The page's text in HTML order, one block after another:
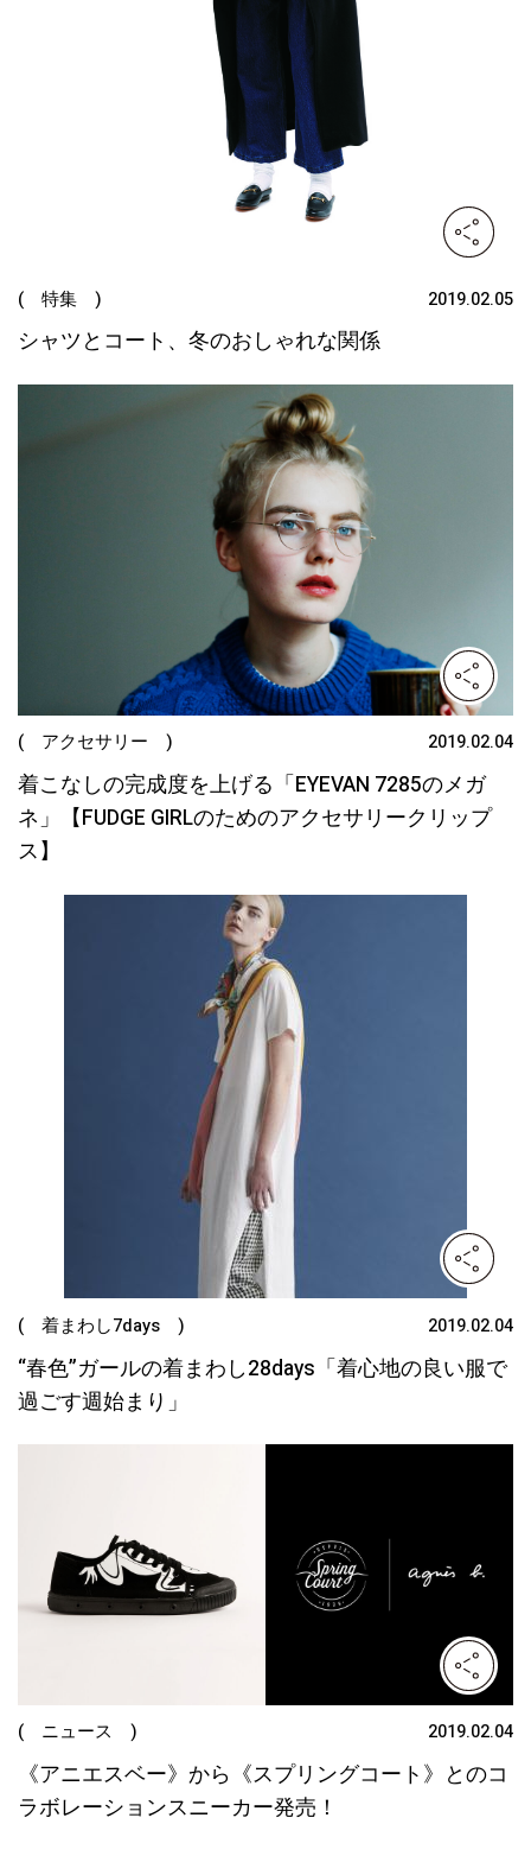
( 特集 ) 2019.02.05
シャツとコート、冬のおしゃれな関係
( アクセサリー ) 2019.02.04
着こなしの完成度を上げる「EYEVAN 7285のメガ
ネ」【FUDGE GIRLのためのアクセサリークリップ
ス】
( 着まわし7days ) 2019.02.04
“春色”ガールの着まわし28days「着心地の良い服で
過ごす週始まり」
( ニュース ) 2019.02.04
《アニエスベー》から《スプリングコート》とのコ
ラボレーションスニーカー発売！